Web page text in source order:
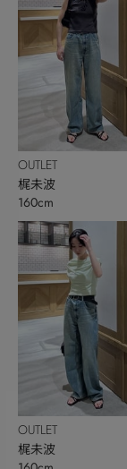
OUTLET
梶未波
160cm
OUTLET
梶未波